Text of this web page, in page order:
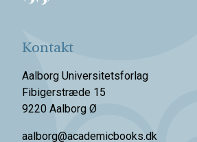
Kontakt
Aalborg Universitetsforlag
Fibigerstræde 15
9220 Aalborg Ø
aalborg@academicbooks.dk